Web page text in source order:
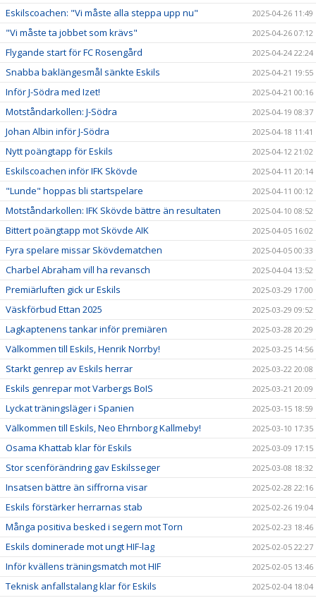
Eskilscoachen: "Vi måste alla steppa upp nu" 2025-04-26 11:49
"Vi måste ta jobbet som krävs" 2025-04-26 07:12
Flygande start för FC Rosengård 2025-04-24 22:24
Snabba baklängesmål sänkte Eskils 2025-04-21 19:55
Inför J-Södra med Izet! 2025-04-21 00:16
Motståndarkollen: J-Södra 2025-04-19 08:37
Johan Albin inför J-Södra 2025-04-18 11:41
Nytt poängtapp för Eskils 2025-04-12 21:02
Eskilscoachen inför IFK Skövde 2025-04-11 20:14
"Lunde" hoppas bli startspelare 2025-04-11 00:12
Motståndarkollen: IFK Skövde bättre än resultaten 2025-04-10 08:52
Bittert poängtapp mot Skövde AIK 2025-04-05 16:02
Fyra spelare missar Skövdematchen 2025-04-05 00:33
Charbel Abraham vill ha revansch 2025-04-04 13:52
Premiärluften gick ur Eskils 2025-03-29 17:00
Väskförbud Ettan 2025 2025-03-29 09:52
Lagkaptenens tankar inför premiären 2025-03-28 20:29
Välkommen till Eskils, Henrik Norrby! 2025-03-25 14:56
Starkt genrep av Eskils herrar 2025-03-22 20:08
Eskils genrepar mot Varbergs BoIS 2025-03-21 20:09
Lyckat träningsläger i Spanien 2025-03-15 18:59
Välkommen till Eskils, Neo Ehrnborg Kallmeby! 2025-03-10 17:35
Osama Khattab klar för Eskils 2025-03-09 17:15
Stor scenförändring gav Eskilsseger 2025-03-08 18:32
Insatsen bättre än siffrorna visar 2025-02-28 22:16
Eskils förstärker herrarnas stab 2025-02-26 19:04
Många positiva besked i segern mot Torn 2025-02-23 18:46
Eskils dominerade mot ungt HIF-lag 2025-02-05 22:27
Inför kvällens träningsmatch mot HIF 2025-02-05 13:46
Teknisk anfallstalang klar för Eskils 2025-02-04 18:04